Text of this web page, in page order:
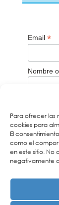
Para ofrecer las
cookies para
El
como el
en este sitio. No
negativamente
Email *
Nombre
Acepto
email
nuestros
carpeta
contactos